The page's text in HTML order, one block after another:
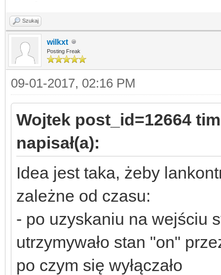
Szukaj
wilkxt
Posting Freak
09-01-2017, 02:16 PM
Wojtek post_id=12664
napisał(a):
Idea jest taka, żeby
zależne od czasu:
- po uzyskaniu na wejściu
utrzymywało stan "on"
po czym się wyłączało